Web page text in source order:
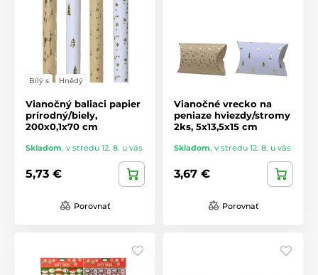
Bílý s Hnědý
Vianočný baliaci papier
prírodný/biely,
200x0,1x70 cm
Skladom, v stredu 12. 8. u vás
5,73 €
Porovnať
Vianočné vrecko na
peniaze hviezdy/stromy
2ks, 5x13,5x15 cm
Skladom, v stredu 12. 8. u vás
3,67 €
Porovnať